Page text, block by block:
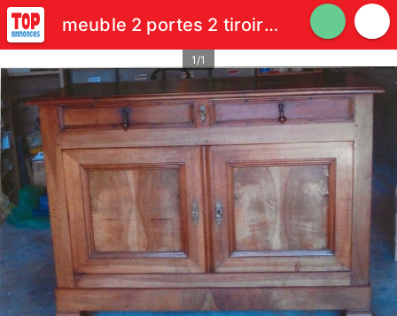
meuble 2 portes 2 tiroires ancien noyer massif
1/1